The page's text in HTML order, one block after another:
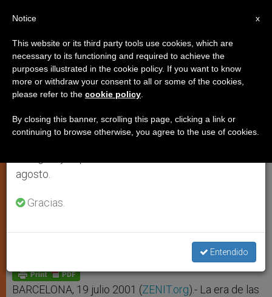
Un día en la vida de un obispo de
inicios del siglo XXI
ministerio pastoral
JULIO 19, 2001 00:00
a
p
p
s
g
e
r
c
o
k
i
r
a
BARCELONA, 19 julio 2001 (ZENIT.org).- La era de las
×
Aviso importante
Del 27 de julio al 7 de agosto haremos la pausa
anual, aprovechando que en el periodo de verano
se generan menos informaciones y también el
agosto.
Gracias.
Entendido
x
Notice
This website or its third party tools use cookies, which are
necessary to its functioning and required to achieve the
purposes illustrated in the cookie policy. If you want to know
more or withdraw your consent to all or some of the cookies,
please refer to the cookie policy
By closing this banner, scrolling this page, clicking a link or
continuing to browse otherwise, you agree to the use of cookies.